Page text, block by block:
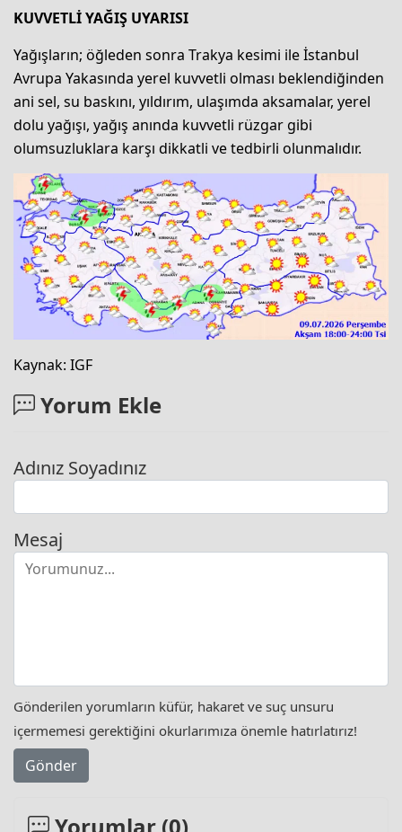
KUVVETLİ YAĞIŞ UYARISI
Yağışların; öğleden sonra Trakya kesimi ile İstanbul
Avrupa Yakasında yerel kuvvetli olması beklendiğinden
ani sel, su baskını, yıldırım, ulaşımda aksamalar, yerel
dolu yağışı, yağış anında kuvvetli rüzgar gibi
olumsuzluklara karşı dikkatli ve tedbirli olunmalıdır.
Kaynak: IGF
Yorum Ekle
Adınız Soyadınız
Mesaj
Gönderilen yorumların küfür, hakaret ve suç unsuru
içermemesi gerektiğini okurlarımıza önemle hatırlatırız!
Gönder
Yorumlar (0)